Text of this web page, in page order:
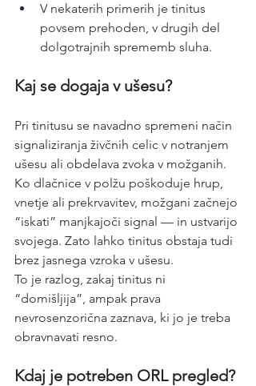
V nekaterih primerih je tinitus
povsem prehoden, v drugih del
dolgotrajnih sprememb sluha.
Kaj se dogaja v ušesu?
Pri tinitusu se navadno spremeni način
signaliziranja živčnih celic v notranjem
ušesu ali obdelava zvoka v možganih.
Ko dlačnice v polžu poškoduje hrup,
vnetje ali prekrvavitev, možgani začnejo
“iskati” manjkajoči signal — in ustvarijo
svojega. Zato lahko tinitus obstaja tudi
brez jasnega vzroka v ušesu.
To je razlog, zakaj tinitus ni
“domišljija”, ampak prava
nevrosenzorična zaznava, ki jo je treba
obravnavati resno.
Kdaj je potreben ORL pregled?